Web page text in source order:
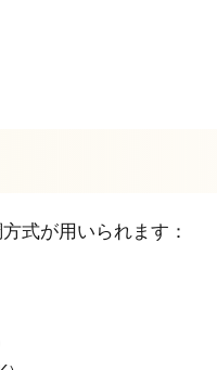
式が用いられます：